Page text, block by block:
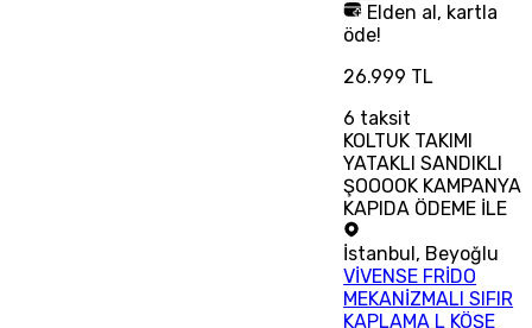
Elden al, kartla
öde!
26.999 TL
6 taksit
KOLTUK TAKIMI
YATAKLI SANDIKLI
ŞOOOOK KAMPANYA
KAPIDA ÖDEME İLE
İstanbul , Beyoğlu
VİVENSE FRİDO
MEKANİZMALI SIFIR
KAPLAMA L KÖŞE